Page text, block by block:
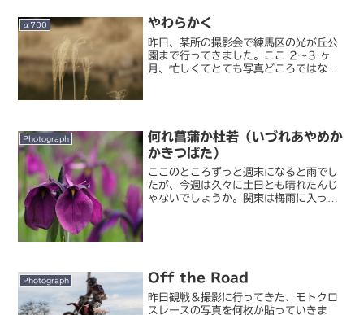
α700 やわらかく
昨日、某所の撮影会で練馬区の光が丘公
園まで行ってきました。ここ 2～3 ヶ
月、忙しくてとても写真どころではな
Photograph
何れ菖蒲か杜若（いづれあやめか
かきつばた）
ここのところずっと週末になると雨でし
たが、今週は久々に土日とも晴れたんじ
ゃないでしょうか。関東は梅雨に入った
Photograph Off the Road
昨日観戦＆撮影に行ってきた、モトクロ
スレースの写真を何枚か貼っていきま